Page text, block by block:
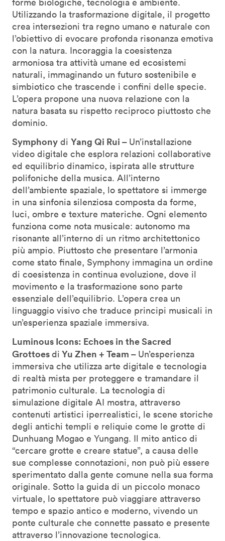
Utilizzando la trasformazione digitale, il progetto
crea intersezioni tra regno umano e naturale con
l’obiettivo di evocare profonda risonanza emotiva
con la natura. Incoraggia la coesistenza
armoniosa tra attività umane ed ecosistemi
naturali, immaginando un futuro sostenibile e
simbiotico che trascende i confini delle specie.
L’opera propone una nuova relazione con la
natura basata su rispetto reciproco piuttosto che
dominio.
Symphony di Yang Qi Rui – Un’installazione
video digitale che esplora relazioni collaborative
ed equilibrio dinamico, ispirata alle strutture
polifoniche della musica. All’interno
dell’ambiente spaziale, lo spettatore si immerge
in una sinfonia silenziosa composta da forme,
luci, ombre e texture materiche. Ogni elemento
funziona come nota musicale: autonomo ma
risonante all’interno di un ritmo architettonico
più ampio. Piuttosto che presentare l’armonia
come stato finale, Symphony immagina un ordine
di coesistenza in continua evoluzione, dove il
movimento e la trasformazione sono parte
essenziale dell’equilibrio. L’opera crea un
linguaggio visivo che traduce principi musicali in
un’esperienza spaziale immersiva.
Luminous Icons: Echoes in the Sacred
Grottoesdi Yu Zhen + Team – Un’esperienza
immersiva che utilizza arte digitale e tecnologia
di realtà mista per proteggere e tramandare il
patrimonio culturale. La tecnologia di
simulazione digitale AI mostra, attraverso
contenuti artistici iperrealistici, le scene storiche
degli antichi templi e reliquie come le grotte di
Dunhuang Mogao e Yungang. Il mito antico di
“cercare grotte e creare statue”, a causa delle
sue complesse connotazioni, non può più essere
sperimentato dalla gente comune nella sua forma
originale. Sotto la guida di un piccolo monaco
virtuale, lo spettatore può viaggiare attraverso
tempo e spazio antico e moderno, vivendo un
ponte culturale che connette passato e presente
attraverso l’innovazione tecnologica.